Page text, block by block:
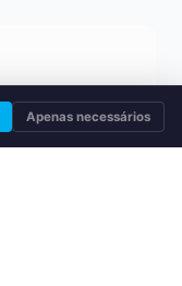
Apenas necessários